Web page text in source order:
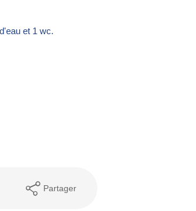
et 1 wc.
Partager